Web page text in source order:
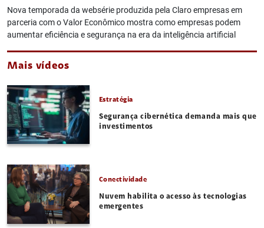
Nova temporada da websérie produzida pela Claro empresas em
parceria com o Valor Econômico mostra como empresas podem
aumentar eficiência e segurança na era da inteligência artificial
Mais vídeos
Estratégia
Segurança cibernética demanda mais que
investimentos
Conectividade
Nuvem habilita o acesso às tecnologias
emergentes